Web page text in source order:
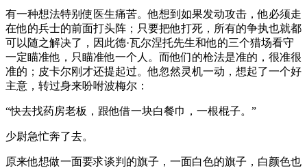
有一种想法特别使医生痛苦。他想到如果发动攻击，他必须走
在他的兵士的前面打头阵；只要把他打死，所有的争执也就都
可以随之解决了，因此德·瓦尔涅托先生和他的三个猎场看守
一定瞄准他，只瞄准他一个人。而他们的枪法是准的，很准很
准的；皮卡尔刚才还提起过。他忽然灵机一动，想起了一个好
主意，转过身来吩咐波梅尔：
“快去找药房老板，跟他借一块白餐巾，一根棍子。”
少尉急忙奔了去。
原来他想做一面要求谈判的旗子，一面白色的旗子，白颜色也